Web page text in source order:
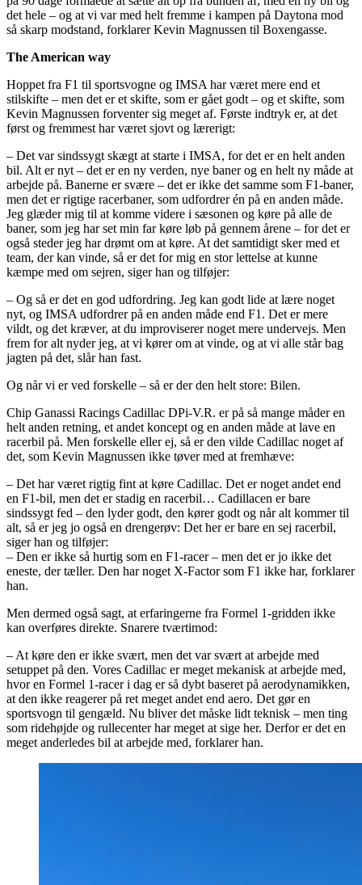
det hele – og at vi var med helt fremme i kampen på Daytona mod
så skarp modstand, forklarer Kevin Magnussen til Boxengasse.
The American way
Hoppet fra F1 til sportsvogne og IMSA har været mere end et
stilskifte – men det er et skifte, som er gået godt – og et skifte, som
Kevin Magnussen forventer sig meget af. Første indtryk er, at det
først og fremmest har været sjovt og lærerigt:
– Det var sindssygt skægt at starte i IMSA, for det er en helt anden
bil. Alt er nyt – det er en ny verden, nye baner og en helt ny måde at
arbejde på. Banerne er svære – det er ikke det samme som F1-baner,
men det er rigtige racerbaner, som udfordrer én på en anden måde.
Jeg glæder mig til at komme videre i sæsonen og køre på alle de
baner, som jeg har set min far køre løb på gennem årene – for det er
også steder jeg har drømt om at køre. At det samtidigt sker med et
team, der kan vinde, så er det for mig en stor lettelse at kunne
kæmpe med om sejren, siger han og tilføjer:
– Og så er det en god udfordring. Jeg kan godt lide at lære noget
nyt, og IMSA udfordrer på en anden måde end F1. Det er mere
vildt, og det kræver, at du improviserer noget mere undervejs. Men
frem for alt nyder jeg, at vi kører om at vinde, og at vi alle står bag
jagten på det, slår han fast.
Og når vi er ved forskelle – så er der den helt store: Bilen.
Chip Ganassi Racings Cadillac DPi-V.R. er på så mange måder en
helt anden retning, et andet koncept og en anden måde at lave en
racerbil på. Men forskelle eller ej, så er den vilde Cadillac noget af
det, som Kevin Magnussen ikke tøver med at fremhæve:
– Det har været rigtig fint at køre Cadillac. Det er noget andet end
en F1-bil, men det er stadig en racerbil… Cadillacen er bare
sindssygt fed – den lyder godt, den kører godt og når alt kommer til
alt, så er jeg jo også en drengerøv: Det her er bare en sej racerbil,
siger han og tilføjer:
– Den er ikke så hurtig som en F1-racer – men det er jo ikke det
eneste, der tæller. Den har noget X-Factor som F1 ikke har, forklarer
han.
Men dermed også sagt, at erfaringerne fra Formel 1-gridden ikke
kan overføres direkte. Snarere tværtimod:
– At køre den er ikke svært, men det var svært at arbejde med
setuppet på den. Vores Cadillac er meget mekanisk at arbejde med,
hvor en Formel 1-racer i dag er så dybt baseret på aerodynamikken,
at den ikke reagerer på ret meget andet end aero. Det gør en
sportsvogn til gengæld. Nu bliver det måske lidt teknisk – men ting
som ridehøjde og rullecenter har meget at sige her. Derfor er det en
meget anderledes bil at arbejde med, forklarer han.